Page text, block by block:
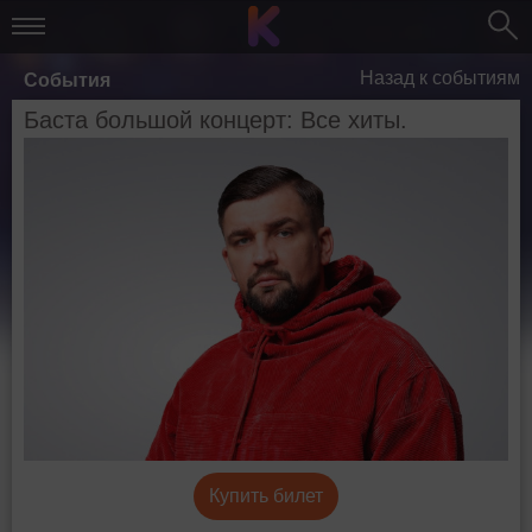
События Назад к событиям
Баста большой концерт: Все хиты.
Купить билет